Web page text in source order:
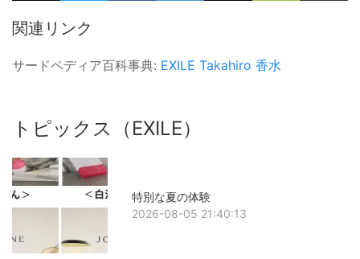
関連リンク
サードペディア百科事典: EXILE Takahiro 香水
トピックス（EXILE）
特別な夏の体験
2026-08-05 21:40:13